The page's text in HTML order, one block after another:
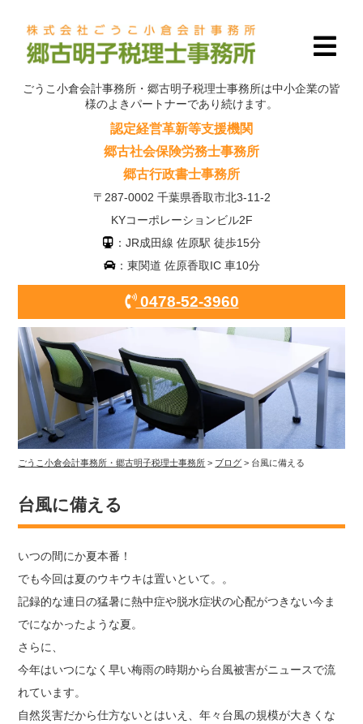
ごうこ小倉会計事務所・郷古明子税理士事務所は中小企業の皆
様のよきパートナーであり続けます。
認定経営革新等支援機関
郷古社会保険労務士事務所
郷古行政書士事務所
〒287-0002 千葉県香取市北3-11-2
KYコーポレーションビル2F
：JR成田線 佐原駅 徒歩15分
：東関道 佐原香取IC 車10分
0478-52-3960
ごうこ小倉会計事務所・郷古明子税理士事務所 > ブログ > 台風に備える
台風に備える
いつの間にか夏本番！
でも今回は夏のウキウキは置いといて。。
記録的な連日の猛暑に熱中症や脱水症状の心配がつきない今ま
でになかったような夏。
さらに、
今年はいつになく早い梅雨の時期から台風被害がニュースで流
れています。
自然災害だから仕方ないとはいえ、年々台風の規模が大きくな